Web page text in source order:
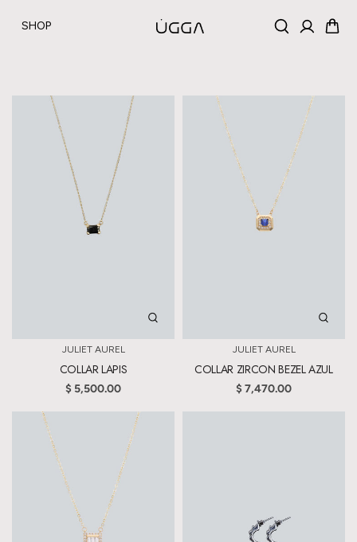
CONTENIDO
SHOP
JULIET AUREL
COLLAR LAPIS
$ 5,500.00
JULIET AUREL
COLLAR ZIRCON BEZEL AZUL
$ 7,470.00